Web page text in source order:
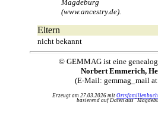
Magdeburg
(www.ancestry.de).
Eltern
nicht bekannt
© GEMMAG ist eine
Norbert Emmerich,
(E-Mail: gemmag_mail
Erzeugt am 27.03.2026 mit Ortsfamilienbuch
basierend auf Daten aus